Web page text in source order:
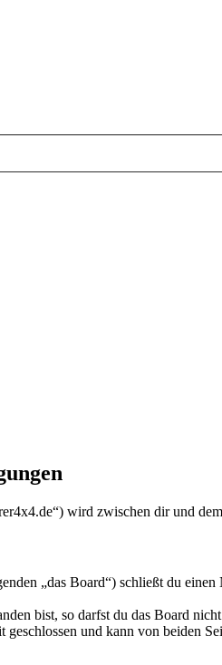
wird zwischen dir und
„das Board“) schließt du
bist, so darfst du das Board
und kann von beiden